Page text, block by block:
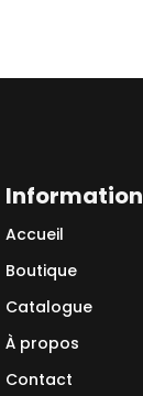
Information
Accueil
Boutique
Catalogue
À propos
Contact